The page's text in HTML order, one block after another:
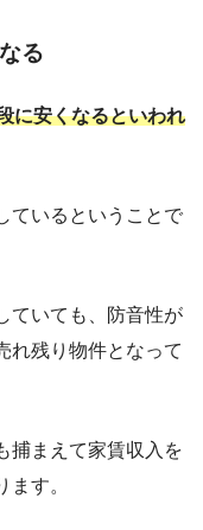
る
に安くなるといわれ
ているということで
ていても、防音性が
れ残り物件となって
捕まえて家賃収入を
す。